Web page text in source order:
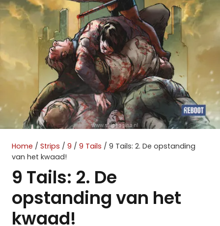
Home / Strips / 9 / 9 Tails / 9 Tails: 2. De opstanding
van het kwaad!
9 Tails: 2. De
opstanding van het
kwaad!